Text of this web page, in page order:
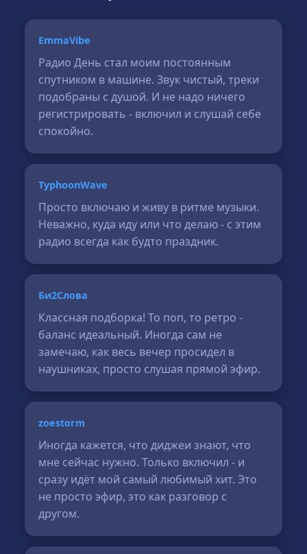
EmmaVibe
Радио День стал моим постоянным
спутником в машине. Звук чистый, треки
подобраны с душой. И не надо ничего
регистрировать - включил и слушай себе
спокойно.
TyphoonWave
Просто включаю и живу в ритме музыки.
Неважно, куда иду или что делаю - с этим
радио всегда как будто праздник.
Би2Слова
Классная подборка! То поп, то ретро -
баланс идеальный. Иногда сам не
замечаю, как весь вечер просидел в
наушниках, просто слушая прямой эфир.
zoestorm
Иногда кажется, что диджеи знают, что
мне сейчас нужно. Только включил - и
сразу идёт мой самый любимый хит. Это
не просто эфир, это как разговор с
другом.